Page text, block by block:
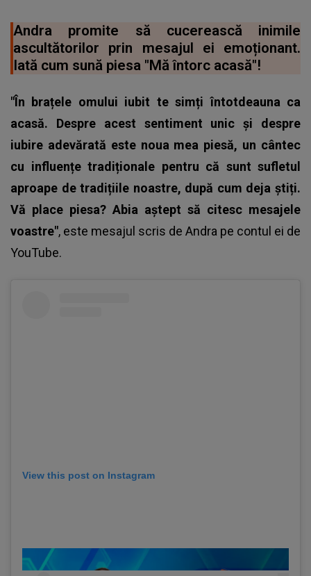
Andra promite să cucerească inimile
ascultătorilor prin mesajul ei emoționant.
Iată cum sună piesa "Mă întorc acasă"!
"În brațele omului iubit te simți întotdeauna ca
acasă. Despre acest sentiment unic și despre
iubire adevărată este noua mea piesă, un cântec
cu influențe tradiționale pentru că sunt sufletul
aproape de tradițiile noastre, după cum deja știți.
Vă place piesa? Abia aștept să citesc mesajele
voastre", este mesajul scris de Andra pe contul ei de
YouTube.
View this post on Instagram